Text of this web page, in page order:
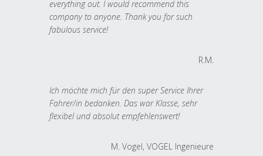
everything out. I would recommend this
company to anyone. Thank you for such
fabulous service!
R.M.
Ich möchte mich für den super Service Ihrer
Fahrer/in bedanken. Das war Klasse, sehr
flexibel und absolut empfehlenswert!
M. Vogel, VOGEL Ingenieure